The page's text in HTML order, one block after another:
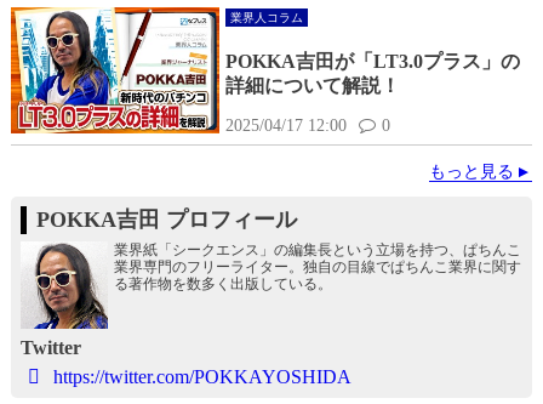
業界人コラム
POKKA吉田が「LT3.0プラス」の
詳細について解説！
2025/04/17 12:00 0
もっと見る
POKKA吉田 プロフィール
業界紙「シークエンス」の編集長という立場を持つ、ぱちんこ
業界専門のフリーライター。独自の目線でぱちんこ業界に関す
る著作物を数多く出版している。
Twitter
https://twitter.com/POKKAYOSHIDA